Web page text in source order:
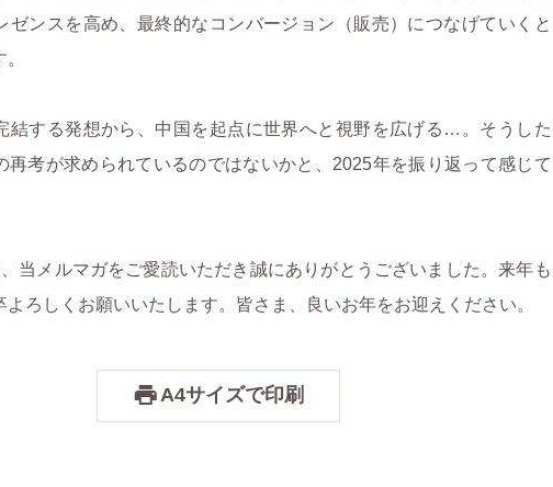
ゼンスを高め、最終的なコンバージョン（販売）につなげていくと
する発想から、中国を起点に世界へと視野を広げる…。そうした
再考が求められているのではないかと、2025年を振り返って感じて
当メルマガをご愛読いただき誠にありがとうございました。来年も
よろしくお願いいたします。皆さま、良いお年をお迎えください。
A4サイズで印刷